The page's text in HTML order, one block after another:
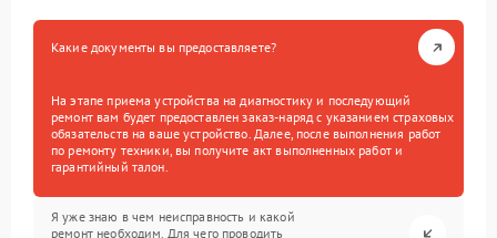
Какие документы вы предоставляете?
На этапе приема устройства на диагностику и последующий
ремонт вам будет предоставлен заказ-наряд с указанием страховых
обязательств на ваше устройство. Далее, после выполнения работ
по ремонту техники, вы получите акт выполненных работ и
гарантийный талон.
Я уже знаю в чем неисправность и какой
ремонт необходим. Для чего проводить